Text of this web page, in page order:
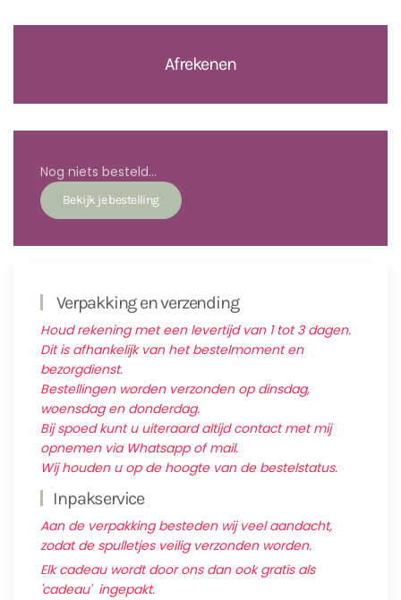
Afrekenen
Nog niets besteld...
Verpakking en verzending
Houd rekening met een levertijd van 1 tot 3 dagen.
Dit is afhankelijk van het bestelmoment en
bezorgdienst.
Bestellingen worden verzonden op dinsdag,
woensdag en donderdag.
Bij spoed kunt u uiteraard altijd contact met mij
opnemen via Whatsapp of mail.
Wij houden u op de hoogte van de bestelstatus.
Inpakservice
Aan de verpakking besteden wij veel aandacht,
zodat de spulletjes veilig verzonden worden.
Elk cadeau wordt door ons dan ook gratis als
'cadeau' ingepakt.